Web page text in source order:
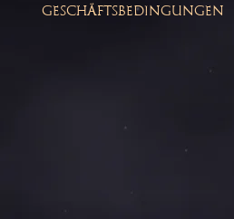
GESCHÄFTSBEDINGUNGEN